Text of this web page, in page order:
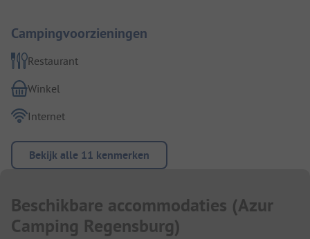
Campingvoorzieningen
Restaurant
Winkel
Internet
Bekijk alle 11 kenmerken
Beschikbare accommodaties (Azur
Camping Regensburg)